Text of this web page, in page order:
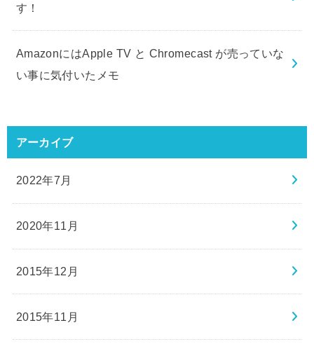
す！
AmazonにはApple TV と Chromecast が売っていな
い事に気付いたメモ
アーカイブ
2022年7月
2020年11月
2015年12月
2015年11月